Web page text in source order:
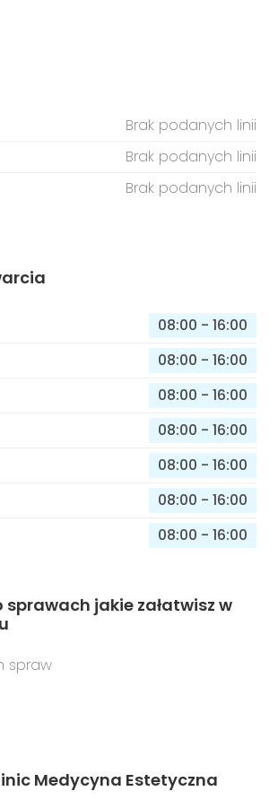
Brak podanych linii
Brak podanych linii
Brak podanych linii
08:00 - 16:00
08:00 - 16:00
08:00 - 16:00
08:00 - 16:00
08:00 - 16:00
08:00 - 16:00
08:00 - 16:00
jakie załatwisz w
spraw
Medycyna Estetyczna